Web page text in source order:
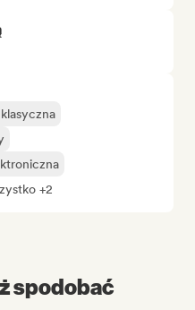
+2
spodobać